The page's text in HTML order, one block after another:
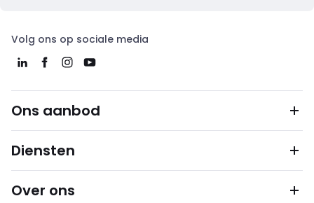
Volg ons op sociale media
Ons aanbod
Diensten
Over ons